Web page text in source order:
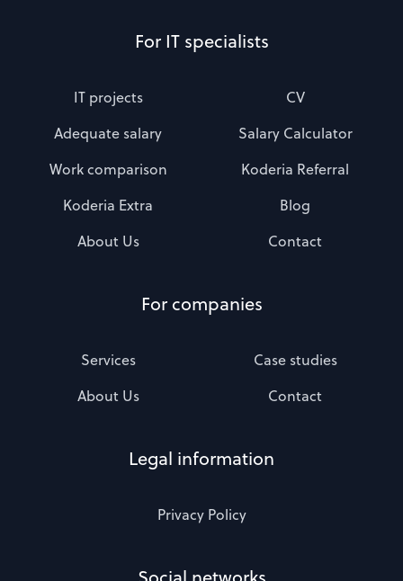
For IT specialists
IT projects
CV
Adequate salary
Salary Calculator
Work comparison
Koderia Referral
Koderia Extra
Blog
About Us
Contact
For companies
Services
Case studies
About Us
Contact
Legal information
Privacy Policy